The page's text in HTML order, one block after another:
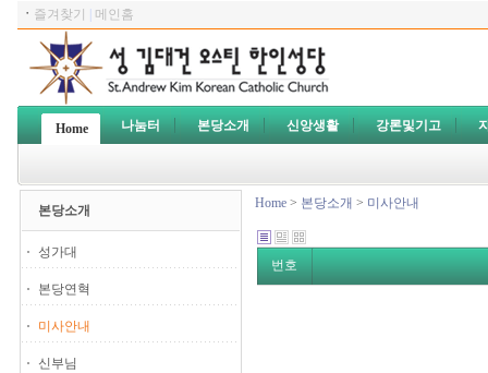
ㆍ 즐겨찾기 메인홈
Home 나눔터 본당소개 신앙생활 강론및기고
본당소개
성가대
본당연혁
미사안내
신부님
Home > 본당소개 > 미사안내
번호